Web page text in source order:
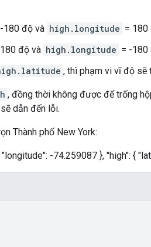
180 độ và high.longitude = 180
độ và high.longitude = -180
, thì phạm vi vĩ độ sẽ
, đồng thời không được để trống
dẫn đến lỗi.
Thành phố New York:
"longitude": -74.259087 }, "high": {